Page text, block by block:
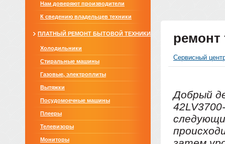
Нам доверяют производители
К сведению владельцев техники
ПЛАТНЫЙ РЕМОНТ БЫТОВОЙ ТЕХНИКИ
Холодильники
Стиральные машины
Газовые, электроплиты
Вытяжки
Посудомоечные машины
Плееры
Телевизоры
Мониторы
ремонт
Сервисный
Добрый